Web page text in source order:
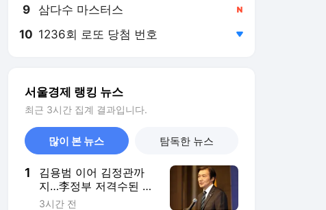
9 삼다수 마스터스
10 1236회 로또 당첨 번호
서울경제 랭킹 뉴스
최근 3시간 집계 결과입니다.
많이 본 뉴스 탐독한 뉴스
1
김용범 이어 김정관까
지…李정부 저격수된 조
국
3시간 전